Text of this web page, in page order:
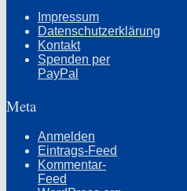
Impressum
Datenschutzerklärung
Kontakt
Spenden per
PayPal
Meta
Anmelden
Eintrags-Feed
Kommentar-
Feed